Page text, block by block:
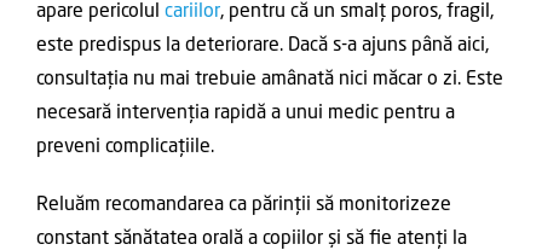
apare pericolul cariilor, pentru că un smalț poros, fragil,
este predispus la deteriorare. Dacă s-a ajuns până aici,
consultația nu mai trebuie amânată nici măcar o zi. Este
necesară intervenția rapidă a unui medic pentru a
preveni complicațiile.
Reluăm recomandarea ca părinții să monitorizeze
constant sănătatea orală a copiilor și să fie atenți la